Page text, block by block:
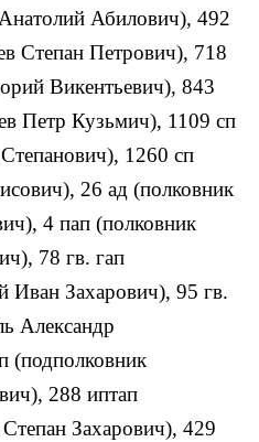
Абилович), 492
Степан Петрович), 718
Викентьевич), 843
Петр Кузьмич), 1109 сп
1260 сп
26 ад (полковник
4 пап (полковник
78 гв. гап
Иван Захарович), 95 гв.
Александр
(подполковник
288 иптап
Захарович), 429